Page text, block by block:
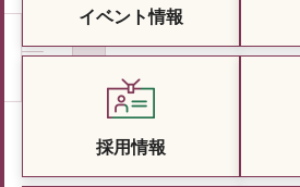
イベント情報
採用情報